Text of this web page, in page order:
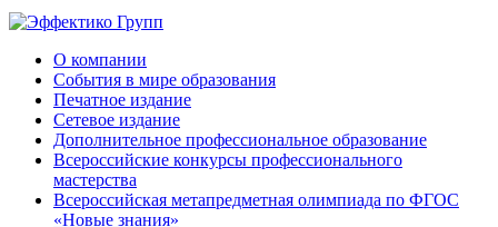
О компании
События в мире образования
Печатное издание
Сетевое издание
Дополнительное профессиональное образование
Всероссийские конкурсы профессионального
мастерства
Всероссийская метапредметная олимпиада по ФГОС
«Новые знания»